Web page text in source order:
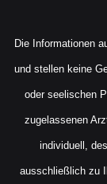
Die Informationen
und stellen keine
oder seelischen
zugelassenen
individuell,
ausschließlich zu